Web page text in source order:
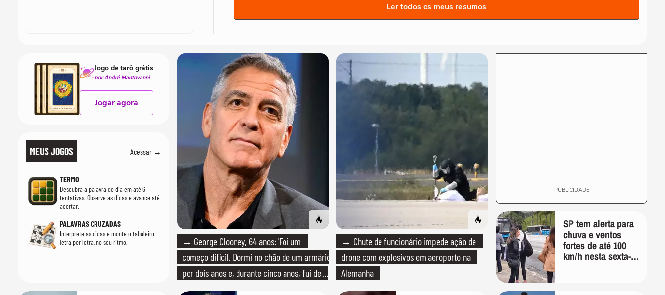
Ler todos os meus resumos
MEUS JOGOS Acessar →
TERMO
Descubra a palavra do dia em até 6
tentativas. Observe as dicas e avance até
acertar.
PALAVRAS CRUZADAS
Interprete as dicas e monte o tabuleiro
letra por letra, no seu ritmo.
→ George Clooney, 64 anos: 'Foi um
começo difícil. Dormi no chão de um armário
por dois anos e, durante cinco anos, fui de
bicicleta aos testes de elenco'
→ Chute de funcionário impede ação de
drone com explosivos em aeroporto na
Alemanha
PUBLICIDADE
SP tem alerta para
chuva e ventos
fortes de até 100
km/h nesta sexta-
Jogo de tarô grátis
por André Mantovanni
Jogar agora